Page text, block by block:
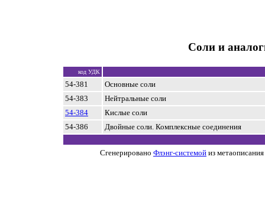
Соли и
код УДК
54-381
Основные соли
54-383
Нейтральные соли
54-384
Кислые соли
54-386
Двойные соли. Комплексные соединения
Сгенерировано Флэнг-системой из